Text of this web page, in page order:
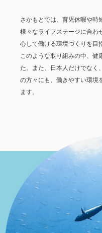
さかもとでは、育児休暇や時
様々なライフステージに合わ
心して働ける環境づくりを目
このような取り組みの中、健
た。また、日本人だけでなく
の方々にも、働きやすい環境
ます。